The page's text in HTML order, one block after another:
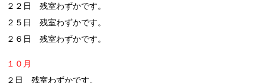
２２日 残室わずかです。
２５日 残室わずかです。
２６日 残室わずかです。
１０月
２日 残室わずかです。